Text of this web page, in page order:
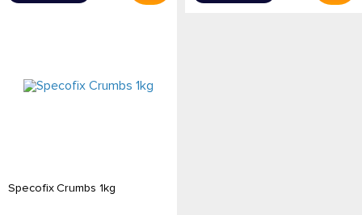
Specofix Crumbs 1kg